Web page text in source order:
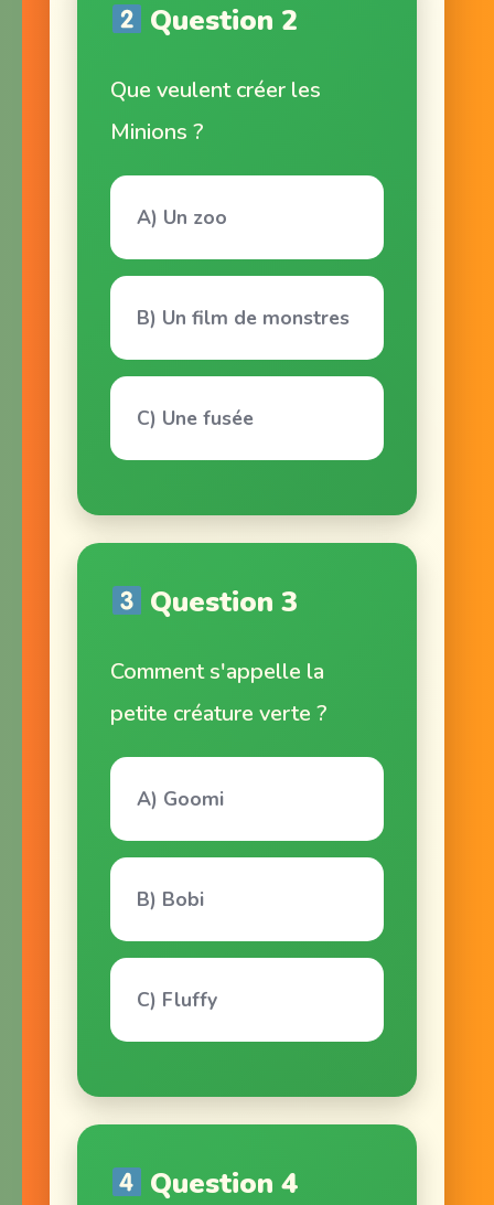
Question 2
Que veulent créer les
Minions ?
A) Un zoo
B) Un film de monstres
C) Une fusée
Question 3
Comment s'appelle la
petite créature verte ?
A) Goomi
B) Bobi
C) Fluffy
Question 4